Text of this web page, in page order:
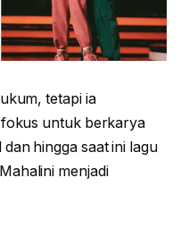
tetapi ia
untuk berkarya
hingga saat ini lagu
menjadi